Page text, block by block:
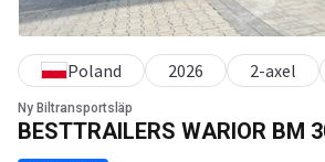
Ny Biltransportsläp
BESTTRAILERS WARIOR BM
Poland 2026 2-axel